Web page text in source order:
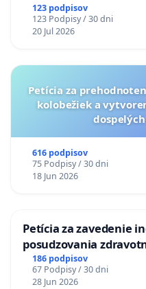
123 podpisov
123 Podpisy / 30 dni
20 Jul 2026
Petícia za
kolobežiek a
616 podpisov
75 Podpisy / 30 dni
18 Jun 2026
Petícia za zavedenie
posudzovania
diabetom 1. a 2. typu
Policajného zboru SR
186 podpisov
67 Podpisy / 30 dni
28 Jun 2026